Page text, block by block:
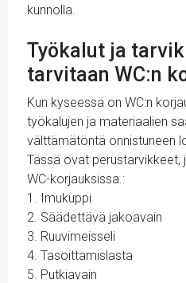
kunnolla.
Työkalut ja
tarvitaan WC:n
Kun kyseessä on WC:n
työkalujen ja materiaalien
välttämätöntä onnistuneen
Tässä ovat
WC-korjauksissa.:
1. Imukuppi
2. Säädettävä jakoavain
3. Ruuvimeisseli
4. Tasoittamislasta
5. Putkiavain